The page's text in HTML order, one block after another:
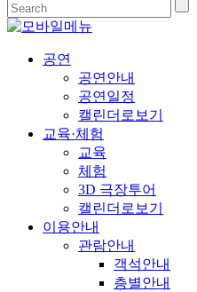
공연
공연안내
공연일정
캘린더로보기
교육·체험
교육
체험
3D 극장투어
캘린더로보기
이용안내
관람안내
객석안내
층별안내